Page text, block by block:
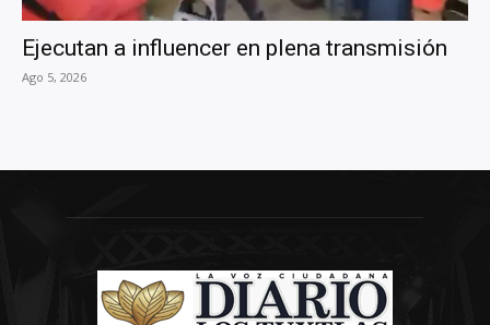
Ejecutan a influencer en plena transmisión
Ago 5, 2026